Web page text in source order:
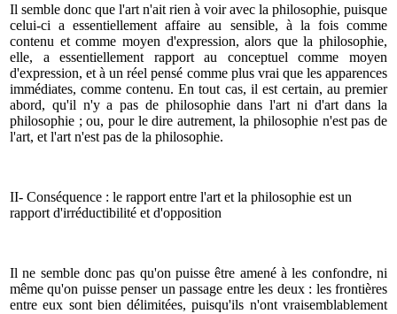
Il semble donc que l'art n'ait rien à voir avec la philosophie, puisque
celui-ci a essentiellement affaire au sensible, à la fois comme
contenu et comme moyen d'expression, alors que la philosophie,
elle, a essentiellement rapport au conceptuel comme moyen
d'expression, et à un réel pensé comme plus vrai que les apparences
immédiates, comme contenu. En tout cas, il est certain, au premier
abord, qu'il n'y a pas de philosophie dans l'art ni d'art dans la
philosophie ; ou, pour le dire autrement, la philosophie n'est pas de
l'art, et l'art n'est pas de la philosophie.
II- Conséquence : le rapport entre l'art et la philosophie est un
rapport d'irréductibilité et d'opposition
Il ne semble donc pas qu'on puisse être amené à les confondre, ni
même qu'on puisse penser un passage entre les deux : les frontières
entre eux sont bien délimitées, puisqu'ils n'ont vraisemblablement